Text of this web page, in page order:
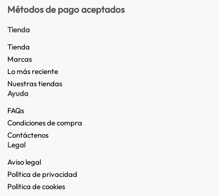
Métodos de pago aceptados
Tienda
Tienda
Marcas
Lo más reciente​
Nuestras tiendas​
Ayuda
FAQs
Condiciones de compra
Contáctenos
Legal
Aviso legal
Política de privacidad
Política de cookies